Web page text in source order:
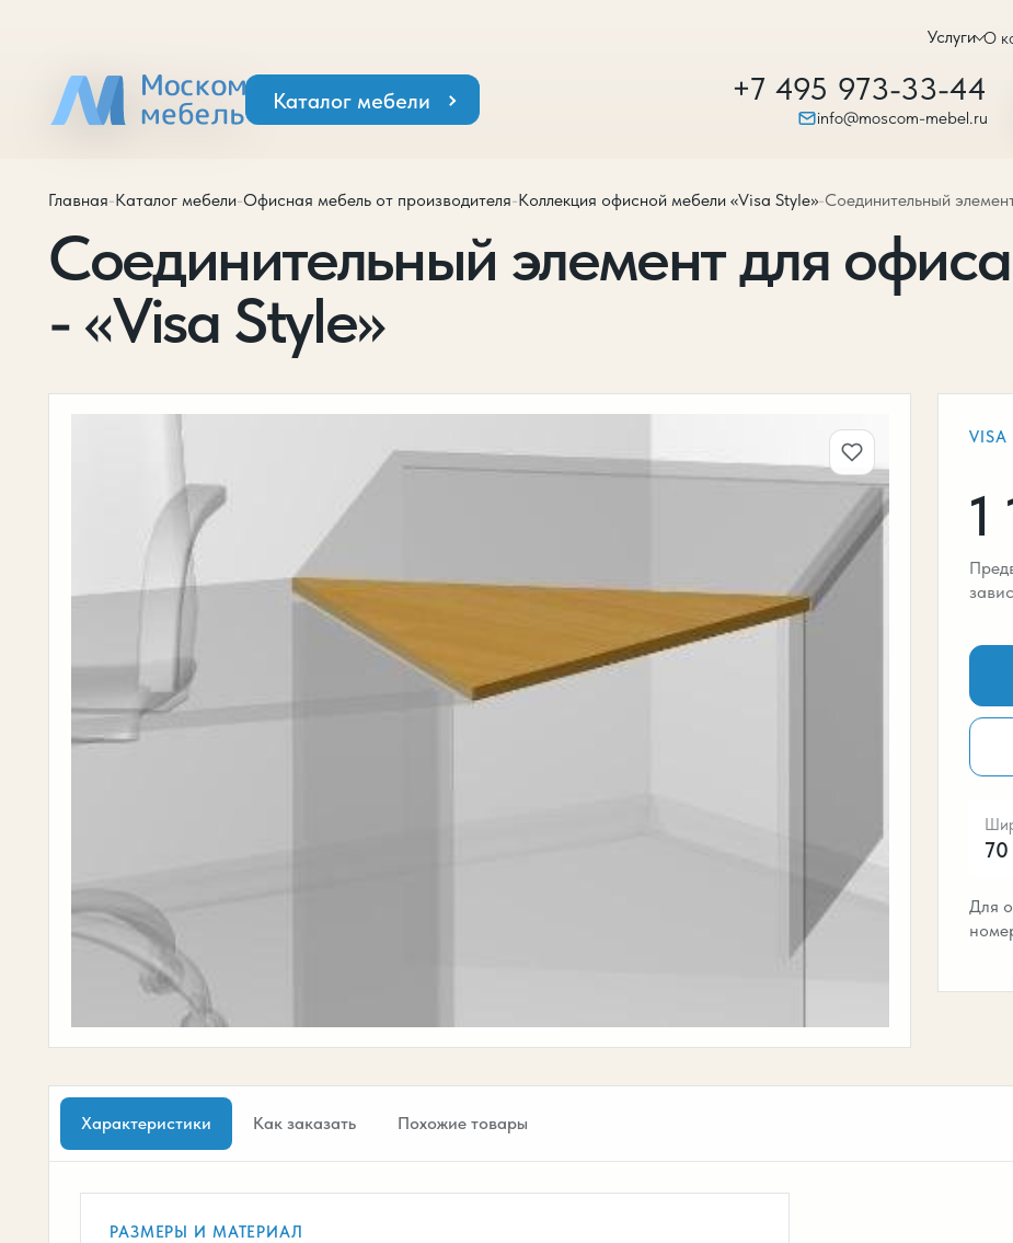
Услуги О
Каталог мебели +7 495 973-33-44
info@moscom-mebel.ru
Главная-Каталог мебели-Офисная мебель от производителя-Коллекция офисной мебели «Visa Style»-Соединительный
Соединительный элемент для
- «Visa Style»
VISA
1
Для
Характеристики Как заказать Похожие товары
РАЗМЕРЫ И МАТЕРИАЛ